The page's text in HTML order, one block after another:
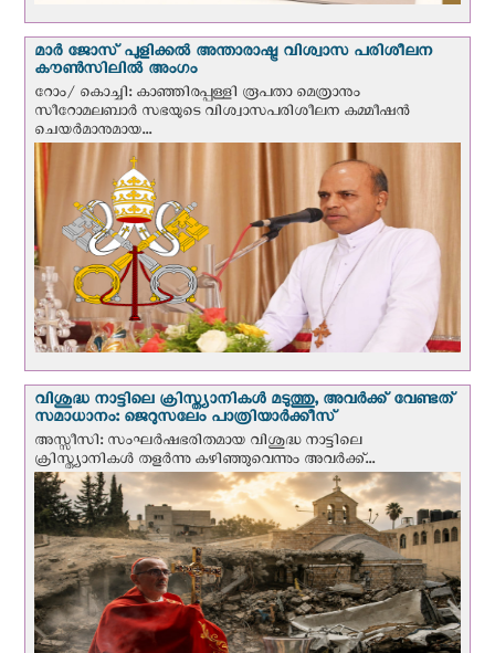
മാർ ജോസ് പുളിക്കൽ അന്താരാഷ്ട്ര വിശ്വാസ പരിശീലന
കൗൺസിലിൽ അംഗം
റോം/ കൊച്ചി: കാഞ്ഞിരപ്പള്ളി രൂപതാ മെത്രാനും
സീറോമലബാർ സഭയുടെ വിശ്വാസപരിശീലന കമ്മീഷൻ
ചെയർമാനുമായ...
വിശുദ്ധ നാട്ടിലെ ക്രിസ്ത്യാനികൾ മടുത്തു, അവർക്ക് വേണ്ടത്
സമാധാനം: ജെറുസലേം പാത്രിയാര്‍ക്കീസ്
അസ്സീസി: സംഘര്‍ഷഭരിതമായ വിശുദ്ധ നാട്ടിലെ
ക്രിസ്ത്യാനികൾ തളര്‍ന്നു കഴിഞ്ഞുവെന്നും അവർക്ക്...